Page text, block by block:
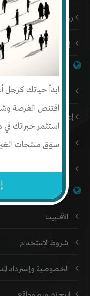
ابدأ حياتك كرجل
اقتنص الفرصة
استثمر خبراتك
سوّق منتجات
رؤيتنا
إتصل بنا
باقات إنتج المميزة
إعلن على إنتج
المدونة
المنتدي
خدمات إنتج
الأفلييت
شروط الإستخدام
الخصوصية وإسترداد